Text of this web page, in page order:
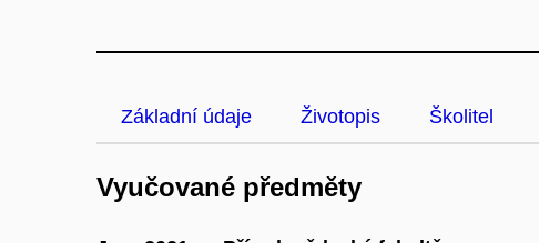
Základní údaje Životopis Školitel
Vyučované předměty